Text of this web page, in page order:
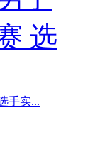
手实...